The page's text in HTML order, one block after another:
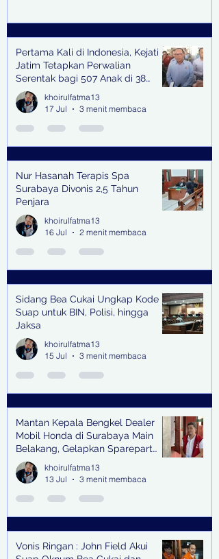
Pertama Kali di Indonesia, Kejati
Jatim Tetapkan Perwalian
Serentak bagi 507 Anak di 38
Kabupaten & Kota
khoirulfatma13
17 Jul
3 menit membaca
Nur Hasanah Terapis Spa
Surabaya Divonis 2,5 Tahun
Penjara
khoirulfatma13
16 Jul
2 menit membaca
Sidang Bea Cukai Ungkap Kode
Suap untuk BIN, Polisi, hingga
Jaksa
khoirulfatma13
15 Jul
3 menit membaca
Mantan Kepala Bengkel Dealer
Mobil Honda di Surabaya Main
Belakang, Gelapkan Sparepart
Senilai Rp 1,9 Miliar
khoirulfatma13
13 Jul
3 menit membaca
Vonis Ringan : John Field Akui